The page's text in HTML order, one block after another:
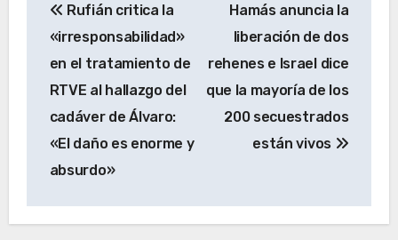
de
entradas
Rufián critica la
«irresponsabilidad»
en el tratamiento de
RTVE al hallazgo del
cadáver de Álvaro:
«El daño es enorme y
absurdo»
Hamás anuncia la
liberación de dos
rehenes e Israel dice
que la mayoría de los
200 secuestrados
están vivos